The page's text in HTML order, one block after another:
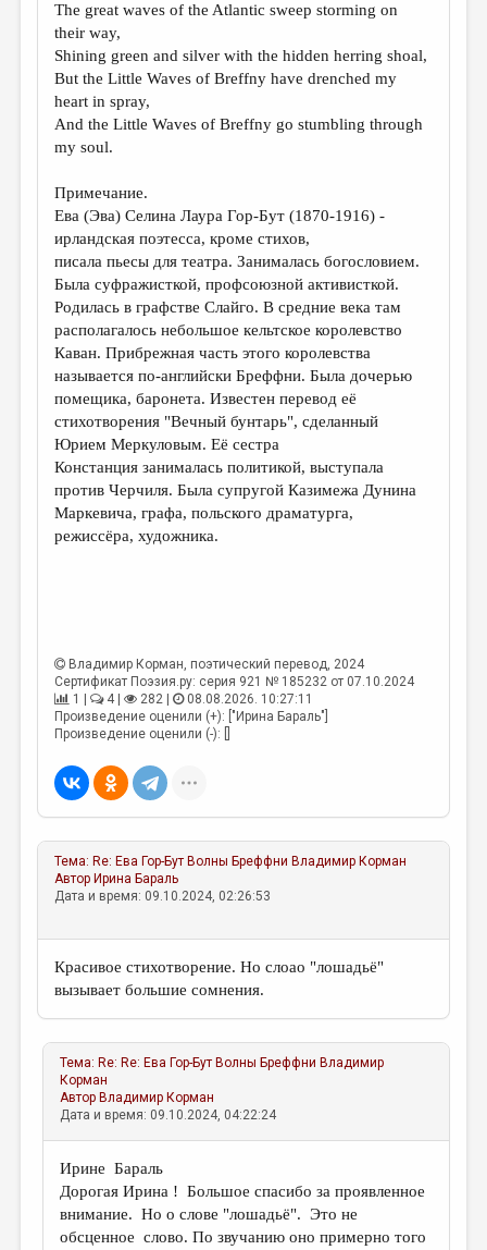
ПУБЛИЦИСТИКА
РЕЦЕНЗИРОВАНИЕ
ЦИКЛЫ ПУБЛИКАЦИЙ
ТРЕДИАКОВСКИЙ
ВКОНТАКТЕ
The great waves of the Atlantic sweep storming on
their way,
Shining green and silver with the hidden herring shoal,
But the Little Waves of Breffny have drenched my
heart in spray,
And the Little Waves of Breffny go stumbling through
my soul.
Примечание.
Ева (Эва) Селина Лаура Гор-Бут (1870-1916) -
ирландская поэтесса, кроме стихов,
писала пьесы для театра. Занималась богословием.
Была суфражисткой, профсоюзной активисткой.
Родилась в графстве Слайго. В средние века там
располагалось небольшое кельтское королевство
Каван. Прибрежная часть этого королевства
называется по-английски Бреффни. Была дочерью
помещика, баронета. Известен перевод её
стихотворения "Вечный бунтарь", сделанный
Юрием Меркуловым. Её сестра
Констанция занималась политикой, выступала
против Черчиля. Была супругой Казимежа Дунина
Маркевича, графа, польского драматурга,
режиссёра, художника.
Владимир Корман, поэтический перевод, 2024
Сертификат Поэзия.ру: серия 921 № 185232 от 07.10.2024
1 |
4 | 282 |
08.08.2026. 10:27:11
Произведение оценили (+): ["Ирина Бараль"]
Произведение оценили (-): []
Тема: Re: Ева Гор-Бут Волны Бреффни Владимир Корман
Автор Ирина Бараль
Дата и время: 09.10.2024, 02:26:53
Красивое стихотворение. Но слоао "лошадьё"
вызывает большие сомнения.
Тема: Re: Re: Ева Гор-Бут Волны Бреффни Владимир
Корман
Автор Владимир Корман
Дата и время: 09.10.2024, 04:22:24
Ирине Бараль
Дорогая Ирина ! Большое спасибо за проявленное
внимание. Но о слове "лошадьё". Это не
обсценное слово. По звучанию оно примерно того